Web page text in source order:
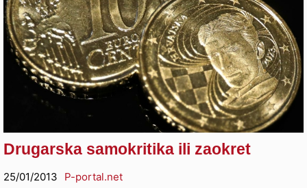
Drugarska samokritika ili zaokret
25/01/2013 P-portal.net